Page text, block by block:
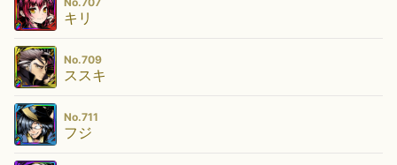
キリ
No.709
ススキ
No.711
フジ